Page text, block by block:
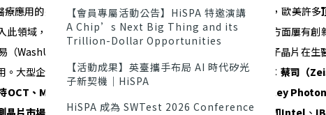
應用的進展離不開全球產學界的共同努力。從研發佈局來看，歐美許多
此領域，例如比利時imec/根特大學在OCT與LDV、生物感測方面屢有創
（WashU）推動可攜式OCT晶片計畫、麻省理工等也研究光子晶片在生
。大型企業方面，一些科技與醫療公司開始關注矽光子的潛力： 蔡司（
OCT 、 Medtronic
Rockley
晶片市場。矽光子技術本身的成熟也吸引半導體大廠介入，例如Intel、
【會員專屬活動公告】HiSPA 特邀演講
A Chip’s Next Big Thing and its
Trillion-Dollar Opportunities
【活動成果】英臺攜手布局 AI 時代矽光
子新契機｜HiSPA
HiSPA 成為 SWTest 2026 Conference